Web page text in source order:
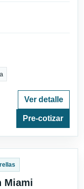
Ver detalle
Pre-cotizar
Miami